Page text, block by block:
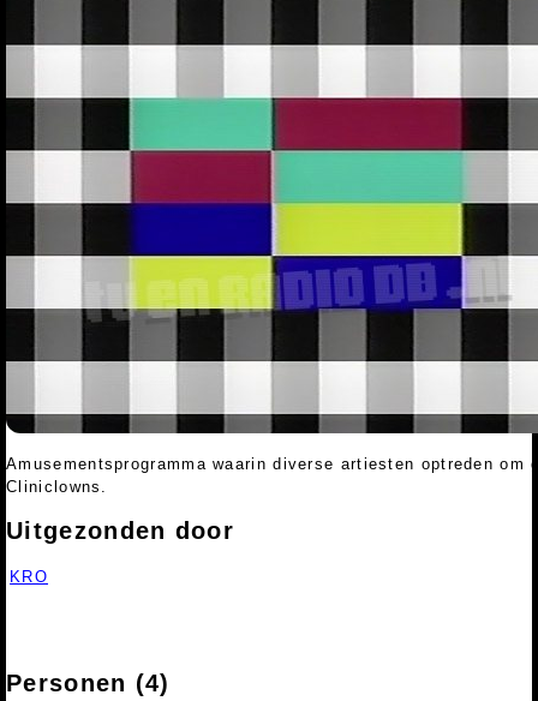
Amusementsprogramma waarin diverse artiesten optreden om
Cliniclowns.
Uitgezonden door
KRO
Personen (4)